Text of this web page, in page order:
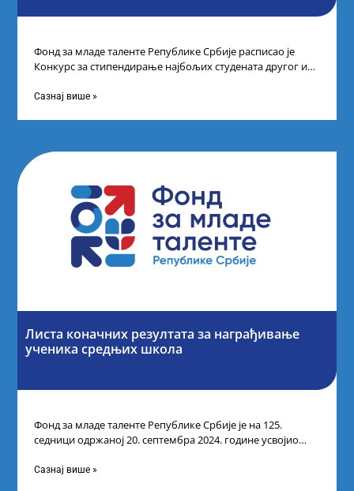
Фонд за младе таленте Републике Србије расписао је
Конкурс за стипендирање најбољих студената другог и
Сазнај више »
Листа коначних резултата за награђивање
ученика средњих школа
Фонд за младе таленте Републике Србије је на 125.
седници одржаној 20. септембра 2024. године усвојио
Сазнај више »